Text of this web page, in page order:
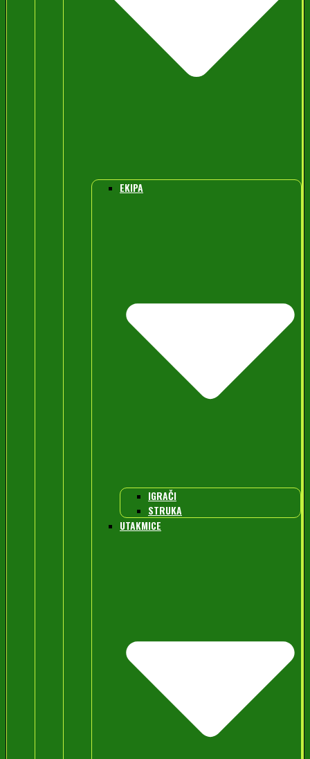
EKIPA
IGRAČI
STRUKA
UTAKMICE